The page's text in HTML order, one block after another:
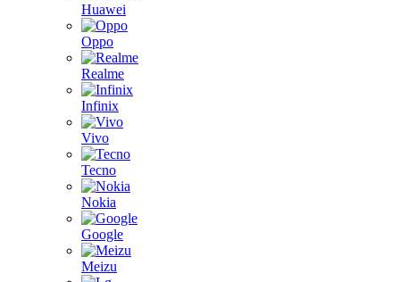
Huawei
Oppo
Realme
Infinix
Vivo
Tecno
Nokia
Google
Meizu